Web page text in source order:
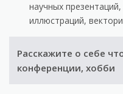
научных
иллюстраций,
Расскажите о себе
конференции, хобби